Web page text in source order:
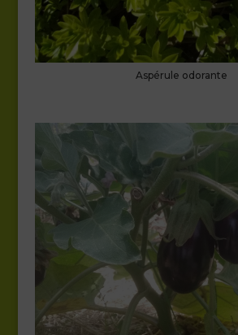
Aspérule odorante